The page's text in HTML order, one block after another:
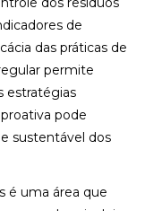
de
das práticas de
permite
estratégias
pode
sustentável dos
é uma área que